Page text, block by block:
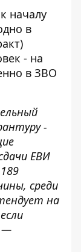
началу
в
- на
в ЗВО
-
ЕВИ
среди
на
—